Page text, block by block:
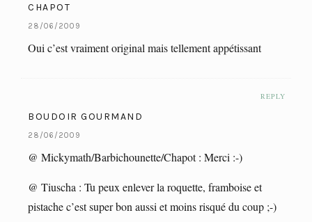
CHAPOT
28/06/2009
Oui c’est vraiment original mais tellement appétissant
REPLY
BOUDOIR GOURMAND
28/06/2009
@ Mickymath/Barbichounette/Chapot : Merci :-)
@ Tiuscha : Tu peux enlever la roquette, framboise et
pistache c’est super bon aussi et moins risqué du coup ;-)